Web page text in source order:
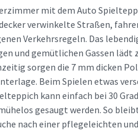
mit dem Auto
verwinkelte Straßen,
Verkehrsregeln. Das
und gemütlichen Gassen lädt
sorgen die 7 mm dicken
Beim Spielen etwas
kann einfach bei 30
gesaugt werden. So
nach einer pflegeleichten